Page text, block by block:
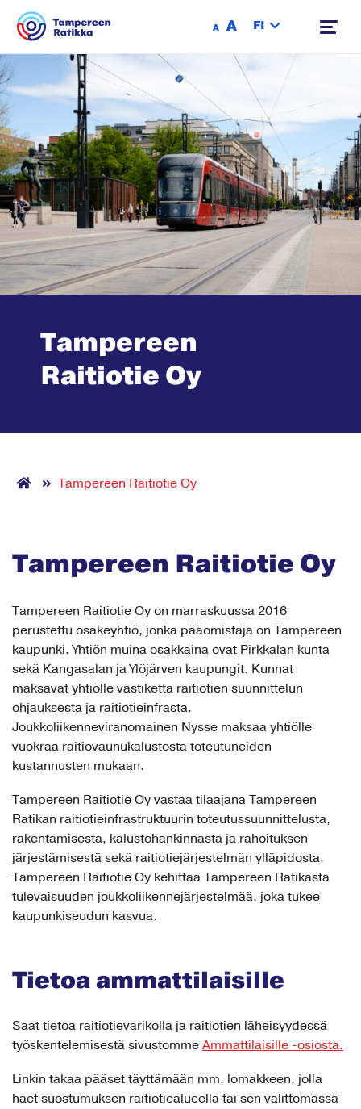
A A FI
Tampereen
Raitiotie Oy
Tampereen Raitiotie Oy
Tampereen Raitiotie Oy
Tampereen Raitiotie Oy on marraskuussa 2016
perustettu osakeyhtiö, jonka pääomistaja on Tampereen
kaupunki. Yhtiön muina osakkaina ovat Pirkkalan kunta
sekä Kangasalan ja Ylöjärven kaupungit. Kunnat
maksavat yhtiölle vastiketta raitiotien suunnittelun
ohjauksesta ja raitiotieinfrasta.
Joukkoliikenneviranomainen Nysse maksaa yhtiölle
vuokraa raitiovaunukalustosta toteutuneiden
kustannusten mukaan.
Tampereen Raitiotie Oy vastaa tilaajana Tampereen
Ratikan raitiotieinfrastruktuurin toteutussuunnittelusta,
rakentamisesta, kalustohankinnasta ja rahoituksen
järjestämisestä sekä raitiotiejärjestelmän ylläpidosta.
Tampereen Raitiotie Oy kehittää Tampereen Ratikasta
tulevaisuuden joukkoliikennejärjestelmää, joka tukee
kaupunkiseudun kasvua.
Tietoa ammattilaisille
Saat tietoa raitiotievarikolla ja raitiotien läheisyydessä
työskentelemisestä sivustomme Ammattilaisille -osiosta.
Linkin takaa pääset täyttämään mm. lomakkeen, jolla
haet suostumuksen raitiotiealueella tai sen välittömässä